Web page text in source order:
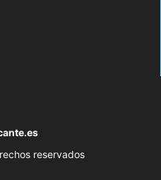
reservados